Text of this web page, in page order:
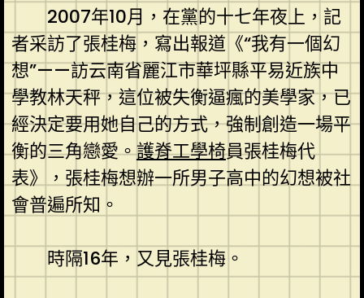
2007年10月，在黨的十七年夜上，記
者采訪了張桂梅，寫出報道《“我有一個幻
想”——訪云南省麗江市華坪縣平易近族中
學教林天秤，這位被失衡逼瘋的美學家，已
經決定要用她自己的方式，強制創造一場平
衡的三角戀愛。護脊工學椅員張桂梅代
表》，張桂梅想辦一所男子高中的幻想被社
會普遍所知。
時隔16年，又見張桂梅。